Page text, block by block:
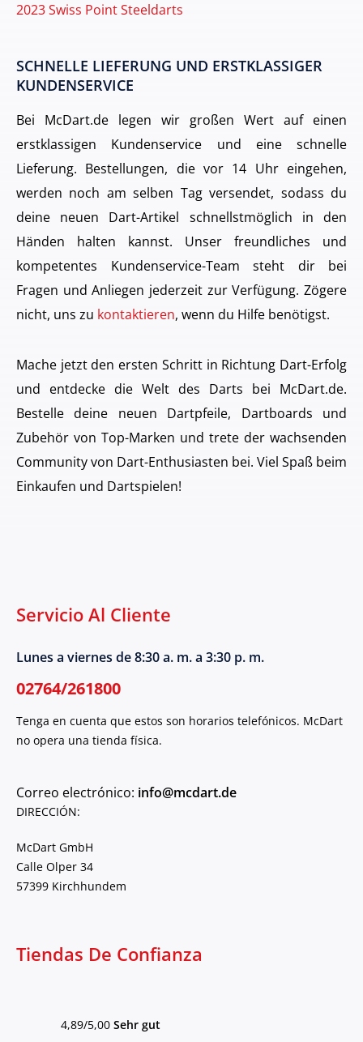
2023 Swiss Point Steeldarts
SCHNELLE LIEFERUNG UND ERSTKLASSIGER
KUNDENSERVICE
Bei McDart.de legen wir großen Wert auf einen
erstklassigen Kundenservice und eine schnelle
Lieferung. Bestellungen, die vor 14 Uhr eingehen,
werden noch am selben Tag versendet, sodass du
deine neuen Dart-Artikel schnellstmöglich in den
Händen halten kannst. Unser freundliches und
kompetentes Kundenservice-Team steht dir bei
Fragen und Anliegen jederzeit zur Verfügung. Zögere
nicht, uns zu kontaktieren, wenn du Hilfe benötigst.
Mache jetzt den ersten Schritt in Richtung Dart-Erfolg
und entdecke die Welt des Darts bei McDart.de.
Bestelle deine neuen Dartpfeile, Dartboards und
Zubehör von Top-Marken und trete der wachsenden
Community von Dart-Enthusiasten bei. Viel Spaß beim
Einkaufen und Dartspielen!
Servicio Al Cliente
Lunes a viernes de 8:30 a. m. a 3:30 p. m.
02764/261800
Tenga en cuenta que estos son horarios telefónicos. McDart
no opera una tienda física.
Correo electrónico: info@mcdart.de
DIRECCIÓN:
McDart GmbH
Calle Olper 34
57399 Kirchhundem
Tiendas De Confianza
4,89/5,00 Sehr gut